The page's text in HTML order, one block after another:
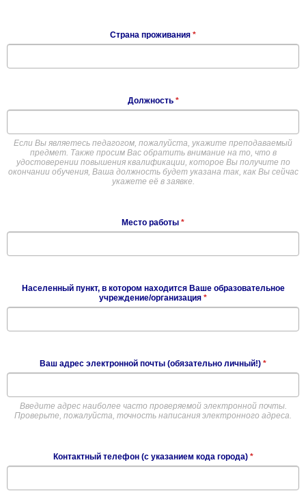
Страна проживания *
Должность *
Если Вы являетесь педагогом, пожалуйста, укажите преподаваемый
предмет. Также просим Вас обратить внимание на то, что в
удостоверении повышения квалификации, которое Вы получите по
окончании обучения, Ваша должность будет указана так, как Вы сейчас
укажете её в заявке.
Место работы *
Населенный пункт, в котором находится Ваше образовательное
учреждение/организация *
Ваш адрес электронной почты (обязательно личный!) *
Введите адрес наиболее часто проверяемой электронной почты.
Проверьте, пожалуйста, точность написания электронного адреса.
Контактный телефон (с указанием кода города) *